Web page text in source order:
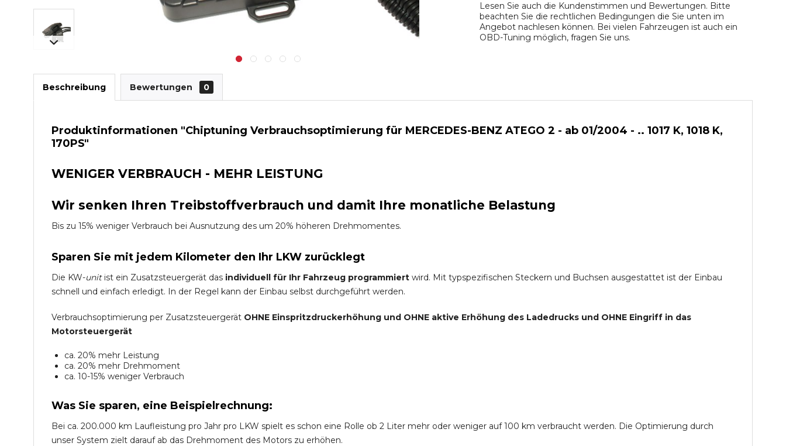
Lesen Sie auch die Kundenstimmen und Bewertungen. Bitte
beachten Sie die rechtlichen Bedingungen die Sie unten im
Angebot nachlesen können. Bei vielen Fahrzeugen ist auch ein
OBD-Tuning möglich, fragen Sie uns.
Beschreibung Bewertungen 0
Produktinformationen "Chiptuning Verbrauchsoptimierung für MERCEDES-BENZ ATEGO 2 - ab 01/2004 - .. 1017 K, 1018 K,
170PS"
WENIGER VERBRAUCH - MEHR LEISTUNG
Wir senken Ihren Treibstoffverbrauch und damit Ihre monatliche Belastung
Bis zu 15% weniger Verbrauch bei Ausnutzung des um 20% höheren Drehmomentes.
Sparen Sie mit jedem Kilometer den Ihr LKW zurücklegt
Die KW-unitist ein Zusatzsteuergerät das individuell für Ihr Fahrzeug programmiert wird. Mit typspezifischen Steckern und Buchsen ausgestattet ist der Einbau
schnell und einfach erledigt. In der Regel kann der Einbau selbst durchgeführt werden.
Verbrauchsoptimierung per Zusatzsteuergerät OHNE Einspritzdruckerhöhung und OHNE aktive Erhöhung des Ladedrucks und OHNE Eingriff in das
Motorsteuergerät
ca. 20% mehr Leistung
ca. 20% mehr Drehmoment
ca. 10-15% weniger Verbrauch
Was Sie sparen, eine Beispielrechnung:
Bei ca. 200.000 km Laufleistung pro Jahr pro LKW spielt es schon eine Rolle ob 2 Liter mehr oder weniger auf 100 km verbraucht werden. Die Optimierung durch
unser System zielt darauf ab das Drehmoment des Motors zu erhöhen.